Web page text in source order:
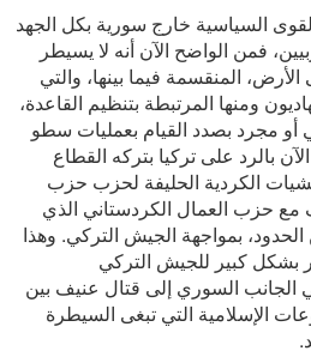
السياسية خارج سورية بكل الجهد
فمن الواضح الآن أنه لا يسيطر
المنقسمة فيما بينها، والتي
ومنها المرتبطة بتنظيم القاعدة،
مجرد بصدد القيام بعمليات سطو
بالرد على تركيا بتركه القطاع
الكردية الحليفة لحزب حزب
مع حزب العمال الكردستاني الذي
بمواجهة الجيش التركي. وهذا
بشكل كبير للجيش التركي
الجانب السوري إلى قتال عنيف بين
الإسلامية التي تبغى السيطرة